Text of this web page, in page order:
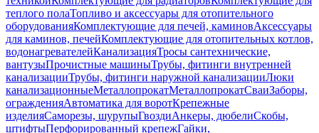
теплого полаТопливо и аксессуары для отопительного
оборудованияКомплектующие для печей, каминовАксессуары
для каминов, печейКомплектующие для отопительных котлов,
водонагревателейКанализацияТросы сантехнические,
вантузыПрочистные машиныТрубы, фитинги внутренней
канализацииТрубы, фитинги наружной канализацииЛюки
канализационныеМеталлопрокатМеталлопрокатСваиЗаборы,
огражденияАвтоматика для воротКрепежные
изделияСаморезы, шурупыГвоздиАнкеры, дюбелиСкобы,
штифтыПерфорированный крепежГайки,